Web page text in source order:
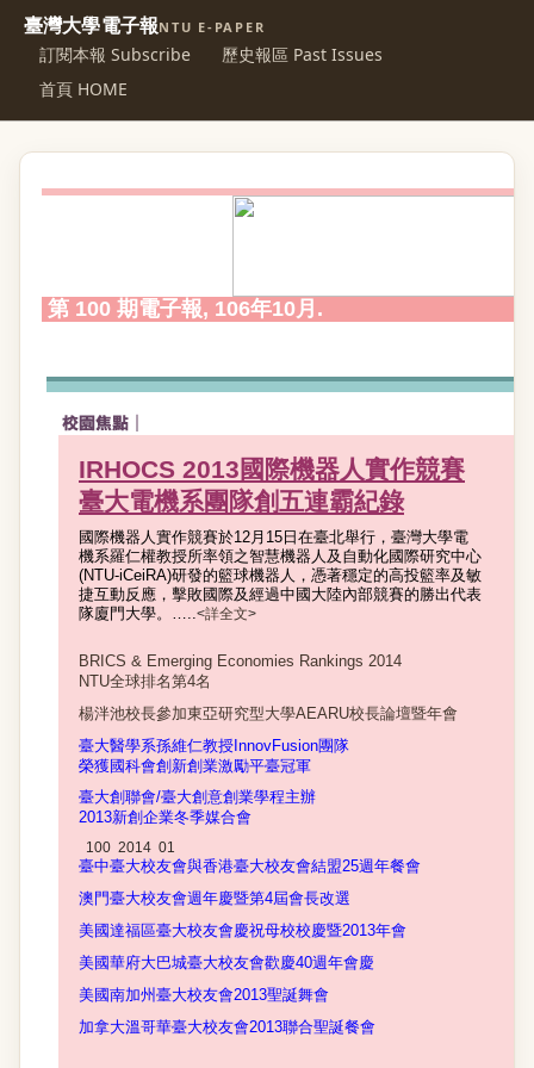
臺灣大學電子報NTU E-PAPER
訂閱本報 Subscribe
歷史報區 Past Issues
首頁 HOME
第 100 期電子報, 106年10月.
IRHOCS 2013國際機器人實作競賽
臺大電機系團隊創五連霸紀錄
國際機器人實作競賽於12月 15 日在臺北舉行，臺灣大學電
機系羅仁權教授所率領之智慧機器人及自動化國際研究中心
(NTU-iCeiRA)研發的籃球機器人，憑著穩定的高投籃率及敏
捷互動反應，擊敗國際及經過中國大陸內部競賽的勝出代表
隊廈門大學。 …..<詳全文>
BRICS & Emerging Economies Rankings 2014
NTU全球排名第4名
楊泮池校長參加東亞研究型大學AEARU校長論壇暨年會
臺大醫學系孫維仁教授 InnovFusion團隊
榮獲國科會創新創業激勵平臺冠軍
臺大創聯會/臺大創意創業學程主辦
2013新創企業冬季媒合會
100 2014 01
臺中臺大校友會與香港臺大校友會結盟25週年餐會
澳門臺大校友會週年慶暨第4屆會長改選
美國達福區臺大校友會慶祝母校校慶暨2013年會
美國華府大巴城臺大校友會歡慶40週年會慶
美國南加州臺大校友會2013聖誕舞會
加拿大溫哥華臺大校友會2013聯合聖誕餐會